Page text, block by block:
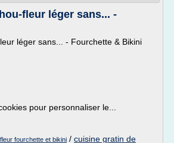
fleur léger sans... -
léger sans... - Fourchette & Bikini
pour personnaliser le...
fourchette et bikini / cuisine gratin de